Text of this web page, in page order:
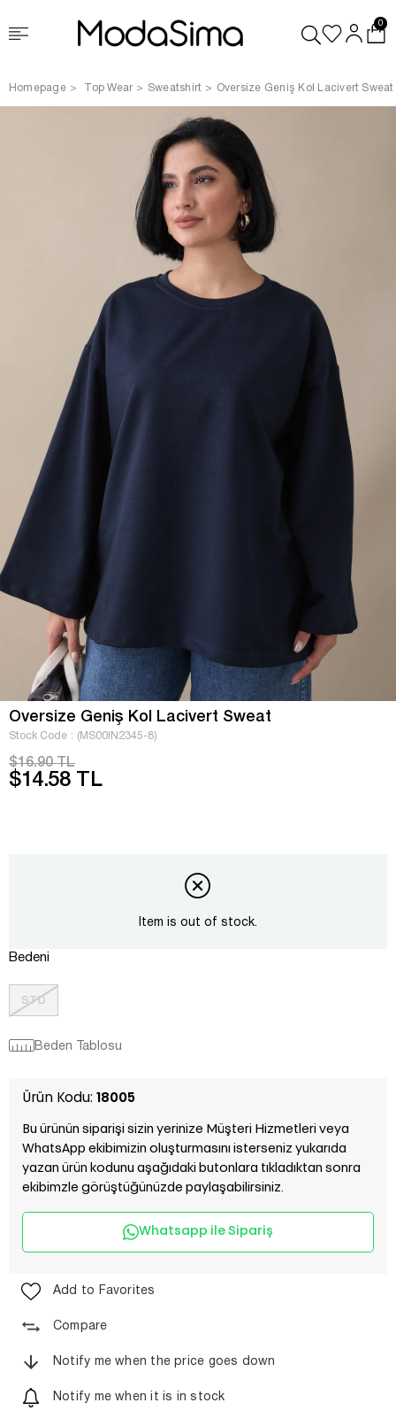
0
Homepage Top Wear Sweatshirt Oversize Geniş Kol Lacivert Sweat
Oversize Geniş Kol Lacivert Sweat
Stock Code (MS00IN2345-8)
$16.90 TL
$14.58 TL
Item is out of stock.
Bedeni
STD
Beden Tablosu
Ürün Kodu: 18005
Bu ürünün siparişi sizin yerinize Müşteri Hizmetleri veya
WhatsApp ekibimizin oluşturmasını isterseniz yukarıda
yazan ürün kodunu aşağıdaki butonlara tıkladıktan sonra
ekibimzle görüştüğünüzde paylaşabilirsiniz.
Whatsapp ile Sipariş
Add to Favorites
Compare
Notify me when the price goes down
Notify me when it is in stock